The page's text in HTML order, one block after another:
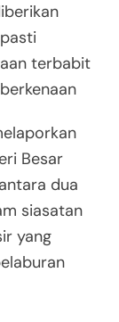
terbabit
Besar
dua
siasatan
yang